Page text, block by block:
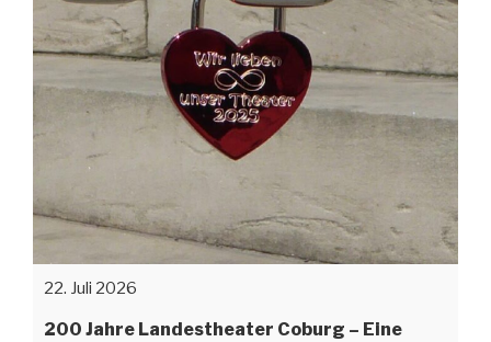
22. Juli 2026
200 Jahre Landestheater Coburg – Eine